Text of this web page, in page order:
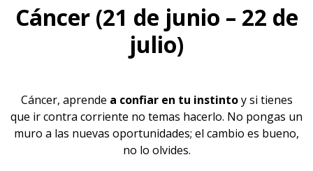
Cáncer (21 de junio – 22 de
julio)
Cáncer, aprende a confiar en tu instintoy si tienes
que ir contra corriente no temas hacerlo. No pongas un
muro a las nuevas oportunidades; el cambio es bueno,
no lo olvides.